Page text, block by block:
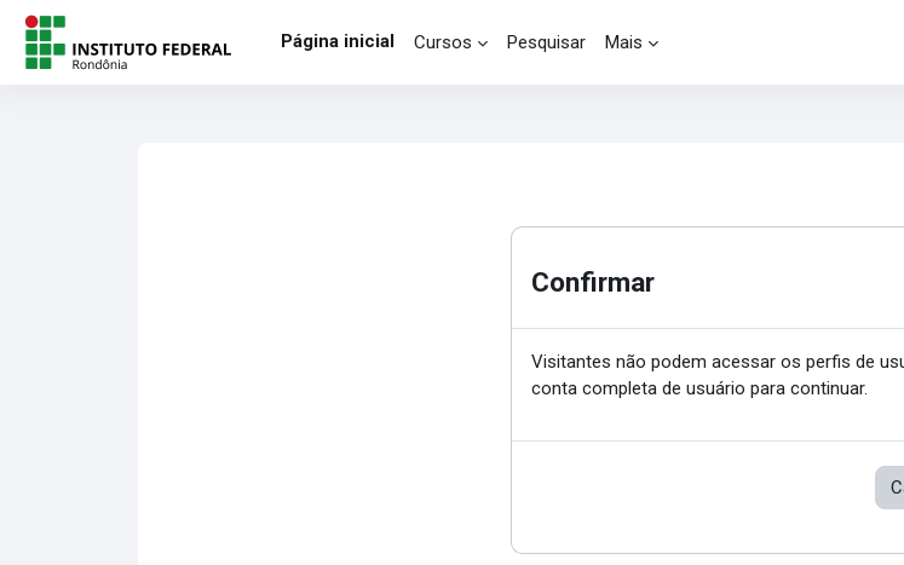
Ir para o conteúdo principal
Página inicial
Cursos Pesquisar Mais
Confirmar
Visitantes não podem acessar os perfis de
conta completa de usuário para continuar.